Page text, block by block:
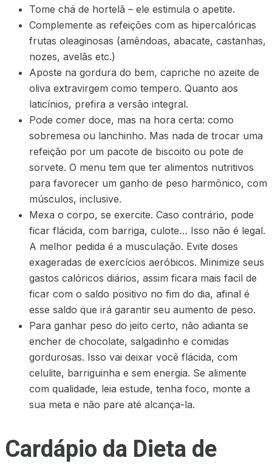
Tome chá de hortelã – ele estimula o apetite.
Complemente as refeições com as hipercalóricas
frutas oleaginosas (amêndoas, abacate, castanhas,
nozes, avelãs etc.)
Aposte na gordura do bem, capriche no azeite de
oliva extravirgem como tempero. Quanto aos
laticínios, prefira a versão integral.
Pode comer doce, mas na hora certa: como
sobremesa ou lanchinho. Mas nada de trocar uma
refeição por um pacote de biscoito ou pote de
sorvete. O menu tem que ter alimentos nutritivos
para favorecer um ganho de peso harmônico, com
músculos, inclusive.
Mexa o corpo, se exercite. Caso contrário, pode
ficar flácida, com barriga, culote… Isso não é legal.
A melhor pedida é a musculação. Evite doses
exageradas de exercícios aeróbicos. Minimize seus
gastos calóricos diários, assim ficara mais facil de
ficar com o saldo positivo no fim do dia, afinal é
esse saldo que irá garantir seu aumento de peso.
Para ganhar peso do jeito certo, não adianta se
encher de chocolate, salgadinho e comidas
gordurosas. Isso vai deixar você flácida, com
celulite, barriguinha e sem energia. Se alimente
com qualidade, leia estude, tenha foco, monte a
sua meta e não pare até alcança-la.
Cardápio da Dieta de